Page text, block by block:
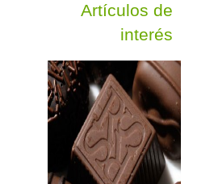
Artículos de
interés